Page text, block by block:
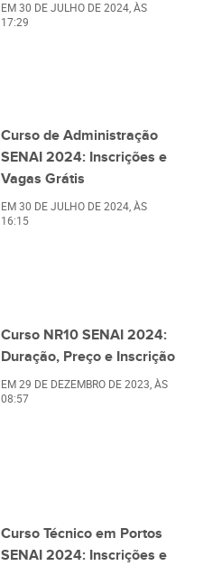
EM30 DE JULHO DE 2024 , ÀS
17:29
Curso de Administração
SENAI 2024: Inscrições e
Vagas Grátis
EM30 DE JULHO DE 2024, ÀS
16:15
Curso NR10 SENAI 2024:
Duração, Preço e Inscrição
EM29 DE DEZEMBRO DE 2023 , ÀS
08:57
Curso Técnico em Portos
SENAI 2024: Inscrições e